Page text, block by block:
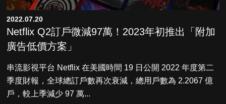
2022.07.20
Netflix Q2訂戶微減97萬！2023年初推出「附加
廣告低價方案」
串流影視平台 Netflix 在美國時間 19 日公開 2022 年度第二
季度財報，全球總訂戶數再次衰減，總用戶數為 2.2067 億
戶，較上季減少 97 萬...